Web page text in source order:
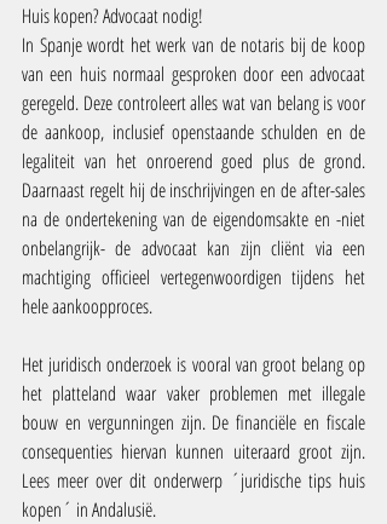
Huis kopen? Advocaat nodig!
In Spanje wordt het werk van de notaris bij de koop
van een huis normaal gesproken door een advocaat
geregeld. Deze controleert alles wat van belang is voor
de aankoop, inclusief openstaande schulden en de
legaliteit van het onroerend goed plus de grond.
Daarnaast regelt hij de inschrijvingen en de after-sales
na de ondertekening van de eigendomsakte en -niet
onbelangrijk- de advocaat kan zijn cliënt via een
machtiging officieel vertegenwoordigen tijdens het
hele aankoopproces.
Het juridisch onderzoek is vooral van groot belang op
het platteland waar vaker problemen met illegale
bouw en vergunningen zijn. De financiële en fiscale
consequenties hiervan kunnen uiteraard groot zijn.
Lees meer over dit onderwerp ´juridische tips huis
kopen´ in Andalusië.